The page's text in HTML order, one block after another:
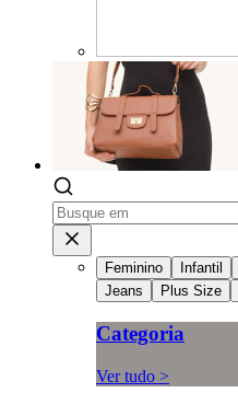
Feminino Infantil
Jeans
Plus Size
Categoria
Ver tudo >